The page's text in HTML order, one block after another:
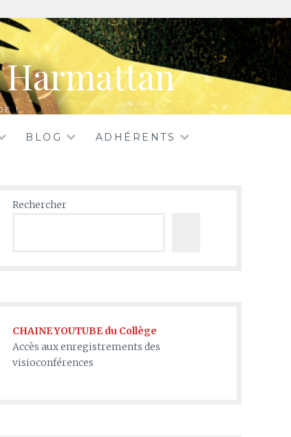
!
BLOG ADHÉRENTS
Rechercher
CHAINE YOUTUBE du Collège
Accès aux enregistrements des
visioconférences